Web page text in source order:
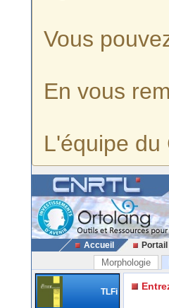
Vous
En vous
L'équipe du
Accueil
Morphologie
TLFi